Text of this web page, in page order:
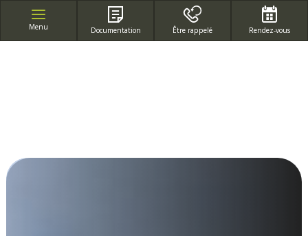
Menu Documentation Être rappelé Rendez-vous
APPEL GRATUIT DEPUIS UN POSTE FIXE